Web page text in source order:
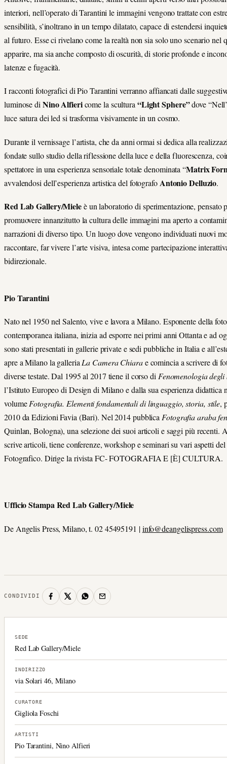
interiori, nell’operato di Tarantini le immagini vengono trattate con
sensibilità, s’inoltrano in un tempo dilatato, capace di estendersi
al futuro. Esse ci rivelano come la realtà non sia solo uno scenario nel
apparire, ma sia anche composto di oscurità, di storie profonde e
latenze e fugacità.
I racconti fotografici di Pio Tarantini verranno affiancati dalle
luminose diNino Alfiericome la scultura“Light Sphere”dove
luce satura dei led si trasforma visivamente in un cosmo.
Durante il vernissage l’artista, che da anni ormai si dedica alla
fondate sullo studio della riflessione della luce e della fluorescenza,
spettatore in una esperienza sensoriale totale denominata “Matrix
avvalendosi dell’esperienza artistica del fotografoAntonio Delluzio.
Red Lab Gallery/Mieleè un laboratorio di sperimentazione, pensato
promuovere innanzitutto la cultura delle immagini ma aperto a
narrazioni di diverso tipo. Un luogo dove vengono individuati nuovi
raccontare, far vivere l’arte visiva, intesa come partecipazione
bidirezionale.
Pio Tarantini
Nato nel 1950 nel Salento, vive e lavora a Milano. Esponente della
contemporanea italiana, inizia ad esporre nei primi anni Ottanta e ad
sono stati presentati in gallerie private e sedi pubbliche in Italia e
apre a Milano la galleria La Camera Chiarae comincia a scrivere di
diverse testate. Dal 1995 al 2017 tiene il corso di Fenomenologia degli
l’Istituto Europeo di Design di Milano e dalla sua esperienza didattica
volumeFotografia. Elementi fondamentali di linguaggio, storia, stile,
2010 da Edizioni Favia (Bari). Nel 2014 pubblica Fotografia araba
Quinlan, Bologna), una selezione dei suoi articoli e saggi più recenti.
scrive articoli, tiene conferenze, workshop e seminari su vari aspetti
Fotografico. Dirige la rivista FC- FOTOGRAFIA E [È] CULTURA.
Ufficio Stampa Red Lab Gallery/Miele
De Angelis Press, Milano, t. 02 45495191 |info@deangelispress.com
CONDIVIDI
SEDE
Red Lab Gallery/Miele
INDIRIZZO
via Solari 46, Milano
CURATORE
Gigliola Foschi
ARTISTI
Pio Tarantini, Nino Alfieri